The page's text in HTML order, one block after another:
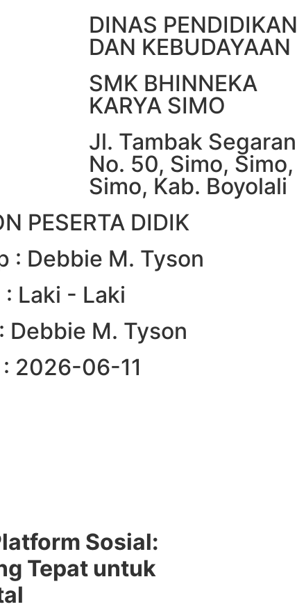
DINAS PENDIDIKAN
DAN KEBUDAYAAN
SMK BHINNEKA
KARYA SIMO
Jl. Tambak Segaran
No. 50, Simo, Simo,
Simo, Kab. Boyolali
PESERTA DIDIK
: Debbie M. Tyson
Laki - Laki
Debbie M. Tyson
2026-06-11
Sosial:
Tepat untuk